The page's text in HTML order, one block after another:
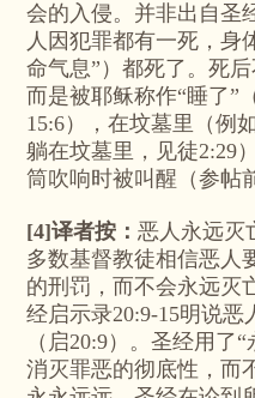
会的入侵。并非出自圣
人因犯罪都有一死，身
命气息”）都死了。死
而是被耶稣称作“睡了”
15:6），在坟墓里（例
躺在坟墓里，见徒2:29
筒吹响时被叫醒（参帖
[4]译者按：恶人永远灭
多数基督教徒相信恶人
的刑罚，而不会永远灭
经启示录20:9-15明说
（启20:9）。圣经用了
消灭罪恶的彻底性，而